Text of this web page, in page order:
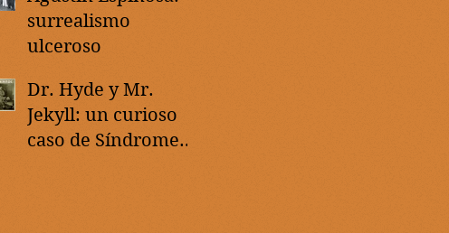
surrealismo
ulceroso
Dr. Hyde y Mr.
Jekyll: un curioso
caso de Síndrome